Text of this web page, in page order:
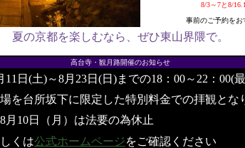
8/3～7と8/
事前のご予約をお
夏の京都を楽しむなら、ぜひ東山界隈で。
高台寺・観月路開催のお知らせ
11日(土)～8月23日(日)までの18：00～22：00(
を台所坂下に限定した特別料金での拝観とな
月10日（月）は法要の為休止
くは公式ホームページをご確認ください